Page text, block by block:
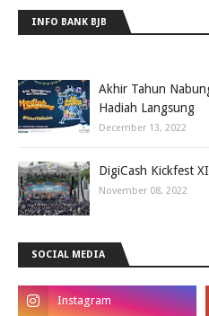
INFO BANK BJB
Akhir Tahun
Hadiah Langsung
December 13, 2022
DigiCash Kickfest
November 08, 2022
SOCIAL MEDIA